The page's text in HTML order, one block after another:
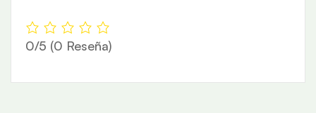
0/5 (0 Reseña)